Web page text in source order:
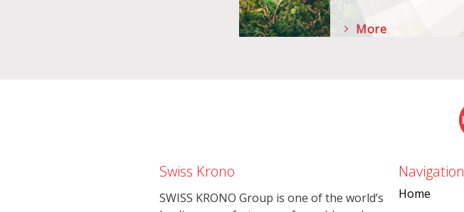
More
Swiss Krono
SWISS KRONO Group is one of the world’s
Navigation
Home